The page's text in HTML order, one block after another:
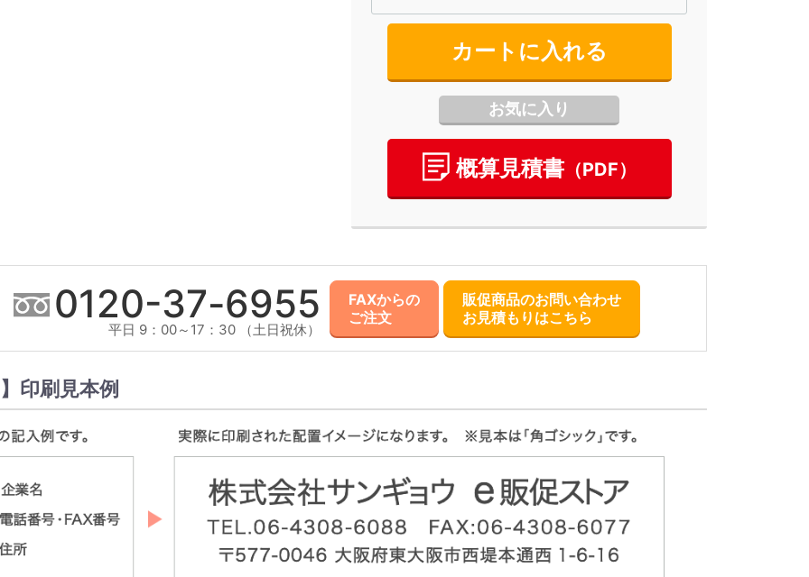
カートに入れる
お気に入り
概算⾒積書 （PDF）
0120-37-6955
平日 9：00～17：30 （土日祝休）
FAXからの
ご注文
販促商品のお問い合わせ
お見積もりはこちら
印刷見本例